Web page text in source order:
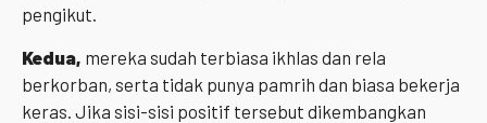
pengikut.
Kedua, mereka sudah terbiasa ikhlas dan rela
berkorban, serta tidak punya pamrih dan biasa bekerja
keras. Jika sisi-sisi positif tersebut dikembangkan